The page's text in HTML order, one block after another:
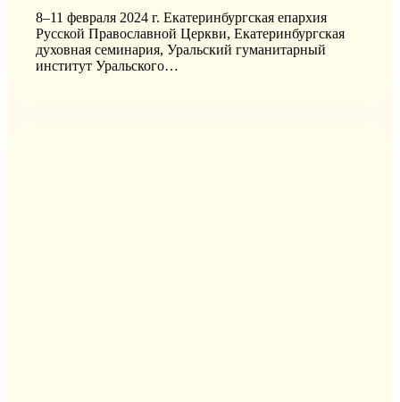
8–11 февраля 2024 г. Екатеринбургская епархия
Русской Православной Церкви, Екатеринбургская
духовная семинария, Уральский гуманитарный
институт Уральского…